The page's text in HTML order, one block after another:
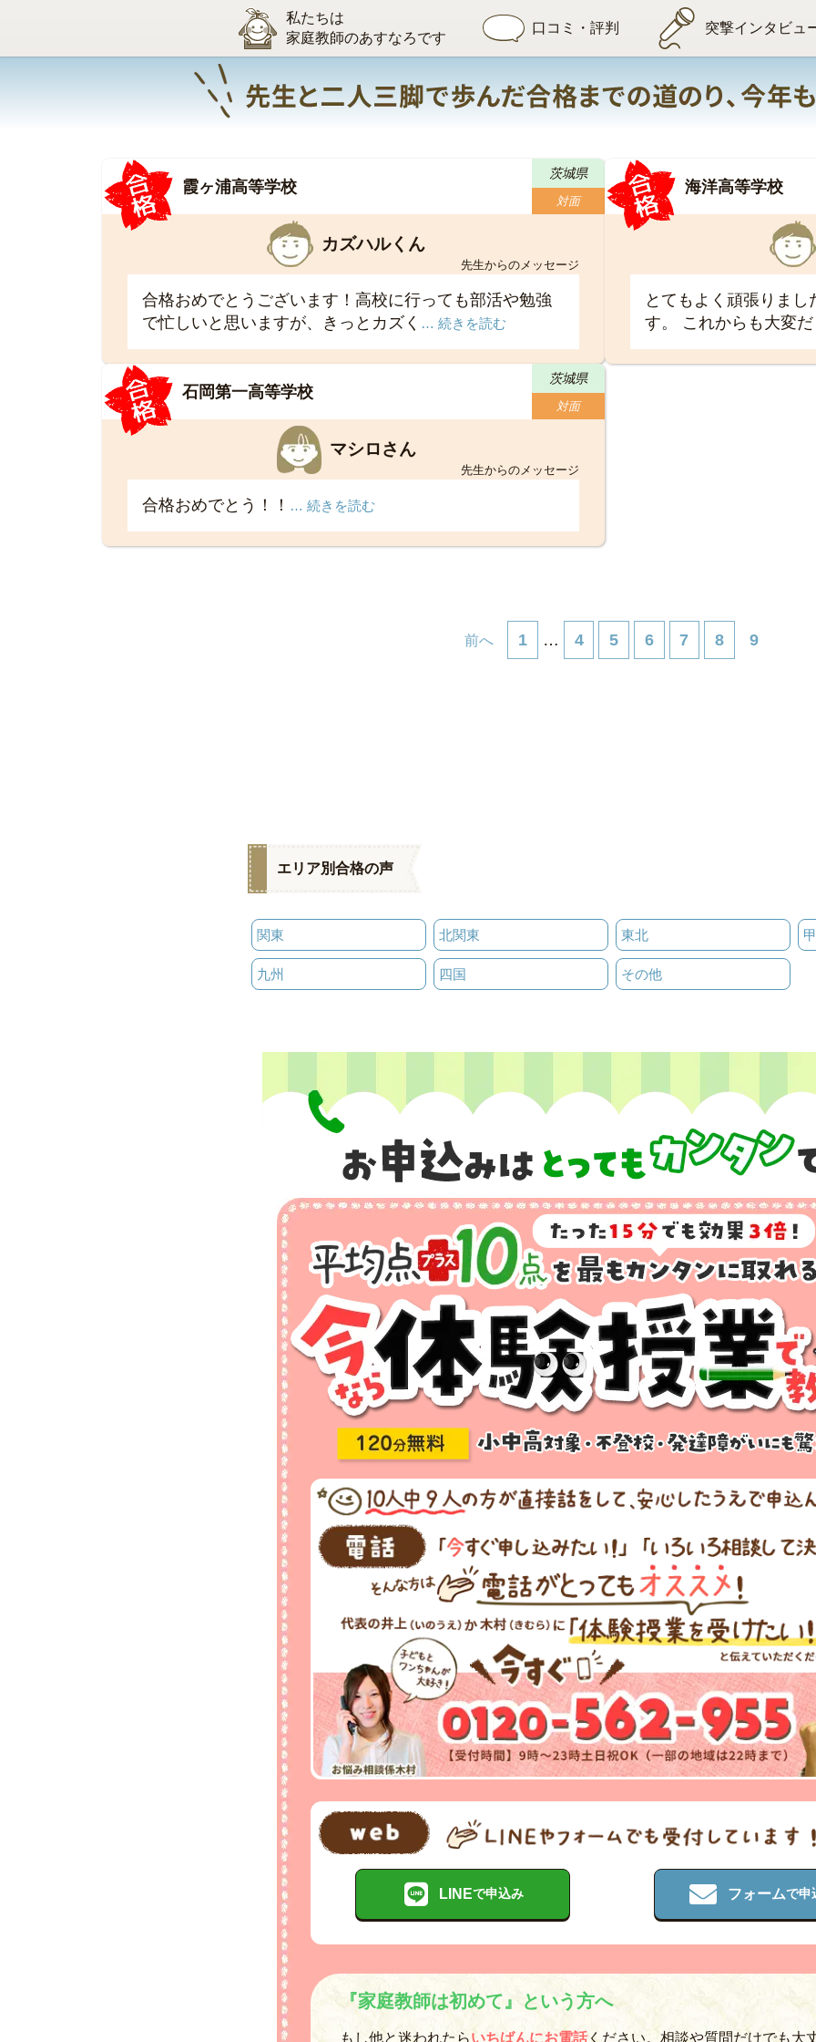
私たちは
家庭教師のあすなろです
口コミ・評判 突撃インタビュ
霞ヶ浦高等学校
茨城県
対面
カズハルくん
先生からのメッセージ
合格おめでとうございます！高校に行っても部活や勉強
で忙しいと思いますが、きっとカズく … 続きを読む
海洋高等学校
とてもよく頑張りま
す。 これからも大変
石岡第一高等学校
茨城県
対面
マシロさん
先生からのメッセージ
合格おめでとう！！ … 続きを読む
前へ 1 … 4 5 6 7 8 9
エリア別合格の声
関東 北関東 東北
九州 四国 その他
LINEで申込み フォームで申
『家庭教師は初めて』という方へ
もし他と迷われたらいちばんにお電話ください。相談や質問だけでも大